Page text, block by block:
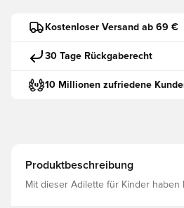
Kostenloser Versand ab 69 €
30 Tage Rückgaberecht
10 Millionen zufriedene
Produktbeschreibung
Mit dieser Adilette für Kinder haben